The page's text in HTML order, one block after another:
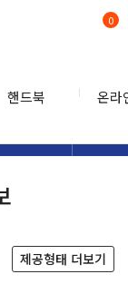
핸드북 온라
0
제공형태 더보기